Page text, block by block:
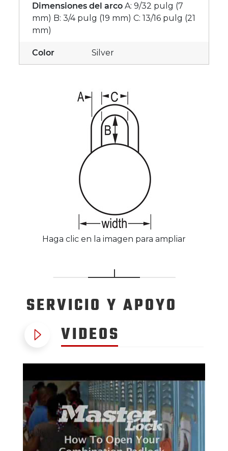
Dimensiones del arco A: 9/32 pulg (7
mm) B: 3/4 pulg (19 mm) C: 13/16 pulg (21
mm)
Color Silver
Haga clic en la imagen para ampliar
SERVICIO Y APOYO
VIDEOS